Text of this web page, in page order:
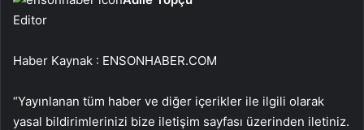
Editor
Haber Kaynak : ENSONHABER.COM
“Yayınlanan tüm haber ve diğer içerikler ile ilgili olarak
yasal bildirimlerinizi bize iletişim sayfası üzerinden iletiniz.